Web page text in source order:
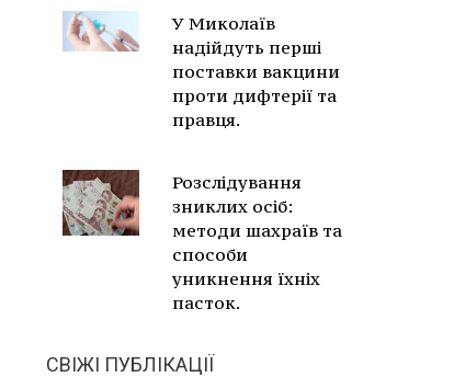
У Миколаїв
надійдуть перші
поставки вакцини
проти дифтерії та
правця.
Розслідування
зниклих осіб:
методи шахраїв та
способи
уникнення їхніх
пасток.
СВІЖІ ПУБЛІКАЦІЇ